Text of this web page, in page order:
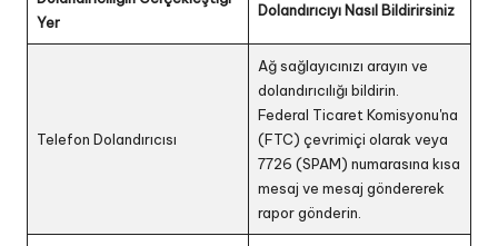
Yer
Dolandırıcıyı Nasıl Bildirirsiniz
Telefon Dolandırıcısı
Ağ sağlayıcınızı arayın ve
dolandırıcılığı bildirin.
Federal Ticaret Komisyonu'na
(FTC) çevrimiçi olarak veya
7726 (SPAM) numarasına kısa
mesaj ve mesaj göndererek
rapor gönderin.